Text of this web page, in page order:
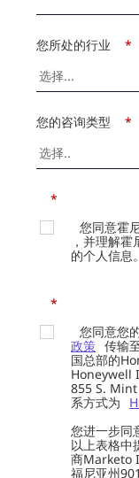
*
您所处的行业
*
您的咨询类型
*
您同意霍
，并理解
的个人信息。
*
您同意您
政策 传输
国总部的
Honeywell
855 S.
系方式为
您进一步同
以上表格中
商Marketo
福尼亚州